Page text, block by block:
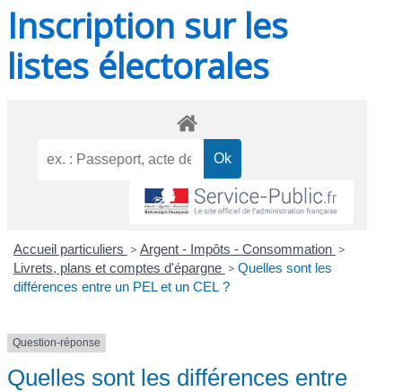
Inscription sur les
listes électorales
Accueil particuliers > Argent - Impôts - Consommation >
Livrets, plans et comptes d'épargne > Quelles sont les
différences entre un PEL et un CEL ?
Question-réponse
Quelles sont les différences entre